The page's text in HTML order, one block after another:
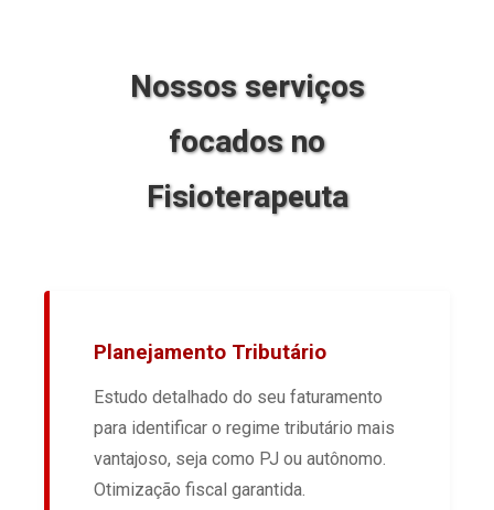
Nossos serviços
focados no
Fisioterapeuta
Planejamento Tributário
Estudo detalhado do seu faturamento
para identificar o regime tributário mais
vantajoso, seja como PJ ou autônomo.
Otimização fiscal garantida.